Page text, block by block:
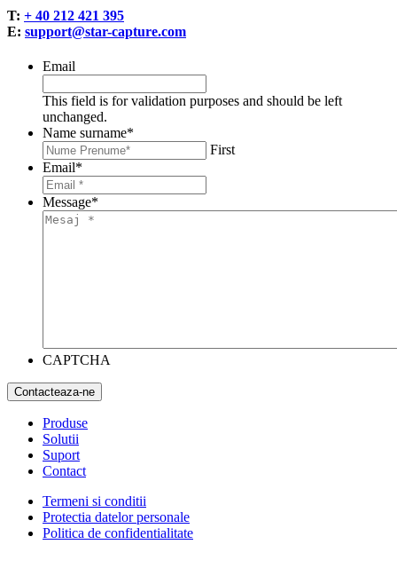
T: + 40 212 421 395
E: support@star-capture.com
Email
This field is for validation purposes and should be left
unchanged.
Name surname*
First
Email*
Message*
CAPTCHA
Produse
Solutii
Suport
Contact
Termeni si conditii
Protectia datelor personale
Politica de confidentialitate